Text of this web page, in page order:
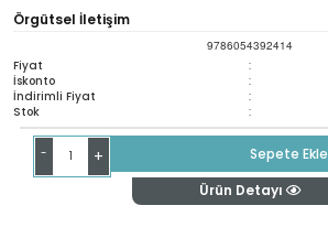
Örgütsel İletişim
9786054392414
Fiyat :
İskonto :
İndirimli Fiyat :
Stok :
- +
Sepete Ekle
Ürün Detayı